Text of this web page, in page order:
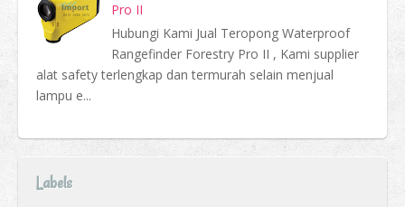
Pro II
Hubungi Kami Jual Teropong Waterproof
Rangefinder Forestry Pro II , Kami supplier
alat safety terlengkap dan termurah selain menjual
lampu e...
Labels